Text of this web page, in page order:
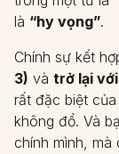
là “hy vọng”.
Chính sự kết
3) và trở lại
rất đặc biệt
không đổ. Và
chính mình, mà